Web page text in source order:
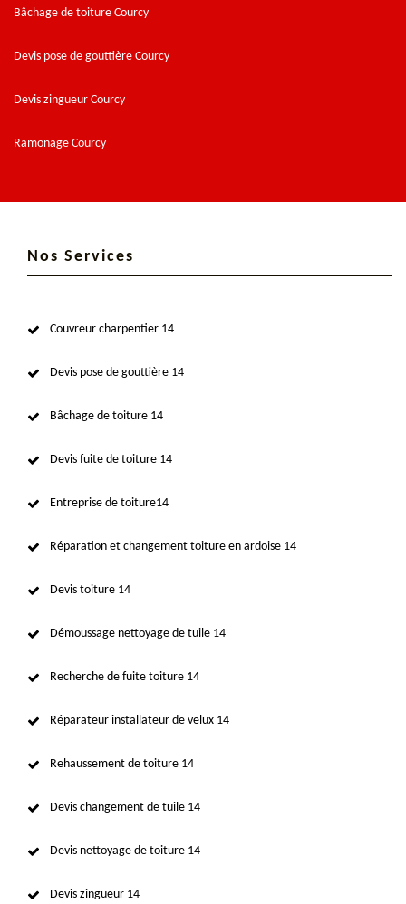
Bâchage de toiture Courcy
Devis pose de gouttière Courcy
Devis zingueur Courcy
Ramonage Courcy
Nos Services
Couvreur charpentier 14
Devis pose de gouttière 14
Bâchage de toiture 14
Devis fuite de toiture 14
Entreprise de toiture14
Réparation et changement toiture en ardoise 14
Devis toiture 14
Démoussage nettoyage de tuile 14
Recherche de fuite toiture 14
Réparateur installateur de velux 14
Rehaussement de toiture 14
Devis changement de tuile 14
Devis nettoyage de toiture 14
Devis zingueur 14